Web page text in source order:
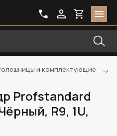
и комплектующие
Profstandard
R9, 1U,